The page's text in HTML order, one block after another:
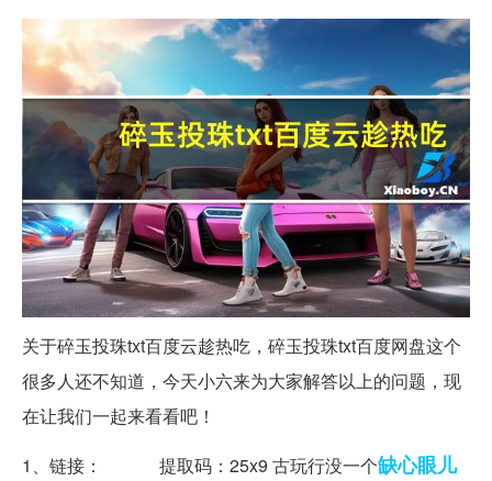
关于碎玉投珠txt百度云趁热吃，碎玉投珠txt百度网盘这个
很多人还不知道，今天小六来为大家解答以上的问题，现
在让我们一起来看看吧！
1、链接： 提取码：25x9 古玩行没一个缺心眼儿